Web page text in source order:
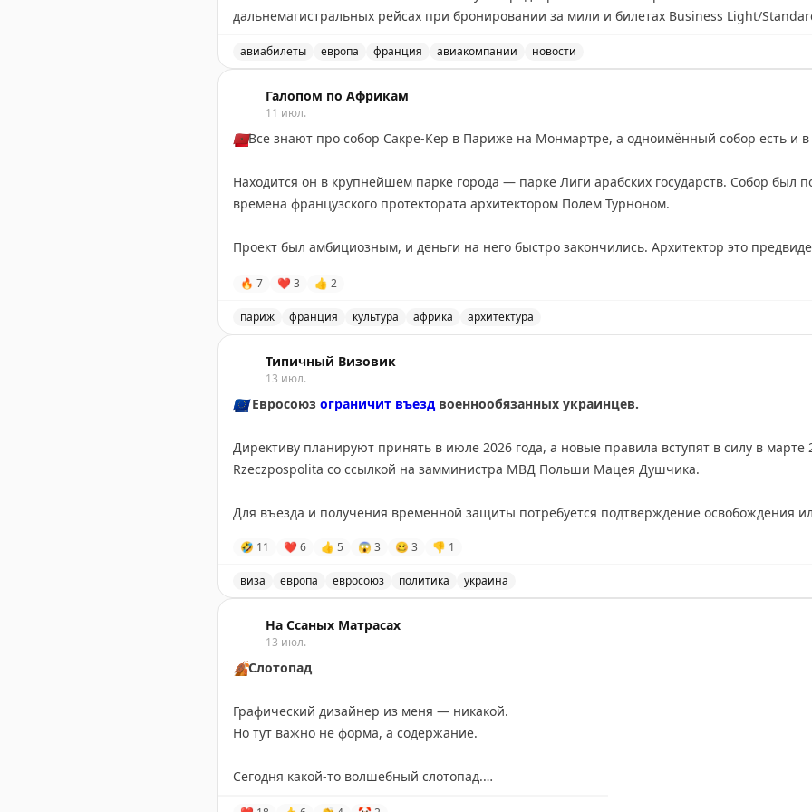
дальнемагистральных рейсах при бронировании за мили и билетах Business Light/
авиабилеты европа франция авиакомпании новости
Галопом по Африкам
11 июл.
🇲🇦Все знают про собор Сакре-Кер в Париже на Монмартре, а одноимённый собор есть и в
Находится он в крупнейшем парке города — парке Лиги арабских государств. Собор был
времена французского протектората архитектором Полем Турноном.
Проект был амбициозным, и деньги на него быстро закончились. Архитектор это
таком виде он простоял до 1952 года.
Прозорливость архитектора позволила осветить собор даже в недостроенном виде, и в
Архитектура собора отсылает к раннему христианству Африки: в европейских традициях
(продольных пространства, отделённых друг от друга колоннами), собор Касабланки
Громадное здание также даёт прозрачный намёк на главенство христианства над
внутри выглядит необустроенно: огромный и пустой.
Сейчас он приспособлен под антикварный рынок, там периодически проходят модные
#африканскиецеркви
🔥 7 ❤ 3 👍 2
париж франция культура африка архитектура
Типичный Визовик
13 июл.
🇪🇺Евросоюз ограничит въездвоеннообязанных украинцев.
Директиву планируют принять в июле 2026 года, а новые правила вступят в силу в марте
Rzeczpospolita со ссылкой на замминистра МВД Польши Мацея Душчика.
Для въезда и получения временной защиты потребуется подтверждение освобождения
@tipical_vizovik
🤣 11 ❤ 6 👍 5 😱 3 🥴 3 👎 1
виза европа евросоюз политика украина
На Ссаных Матрасах
13 июл.
🍂Слотопад
Графический дизайнер из меня — никакой.
Но тут важно не форма, а содержание.
Сегодня какой-то волшебный слотопад.